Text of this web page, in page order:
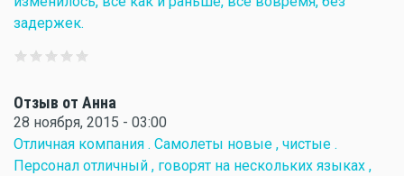
задержек.
Отзыв от Анна
28 ноября, 2015 - 03:00
Отличная компания . Самолеты новые , чистые .
Персонал отличный , говорят на нескольких языках ,